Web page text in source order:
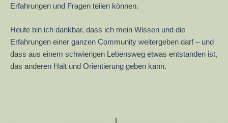
Erfahrungen und Fragen teilen können.
Heute bin ich dankbar, dass ich mein Wissen und die
Erfahrungen einer ganzen Community weitergeben darf – und
dass aus einem schwierigen Lebensweg etwas entstanden ist,
das anderen Halt und Orientierung geben kann.